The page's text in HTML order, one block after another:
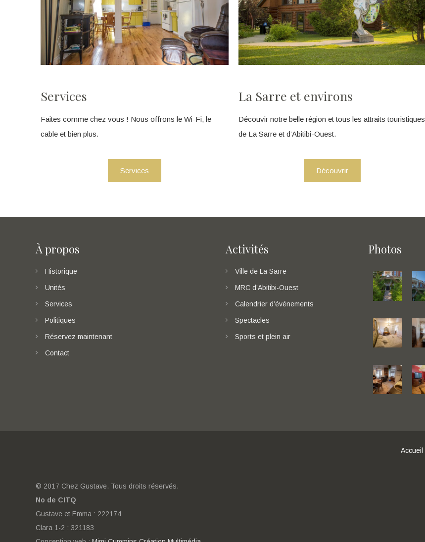
Services
Faites comme chez vous ! Nous offrons le Wi-Fi, le
cable et bien plus.
Services
La Sarre et environs
Découvir notre belle région et tous les attraits touristiques
de La Sarre et d’Abitibi-Ouest.
Découvrir
À propos
Historique
Unités
Services
Politiques
Réservez maintenant
Contact
Activités
Ville de La Sarre
MRC d’Abitibi-Ouest
Calendrier d’événements
Spectacles
Sports et plein air
Photos
Accueil
© 2017 Chez Gustave. Tous droits réservés.
No de CITQ
Gustave et Emma : 222174
Clara 1-2 : 321183